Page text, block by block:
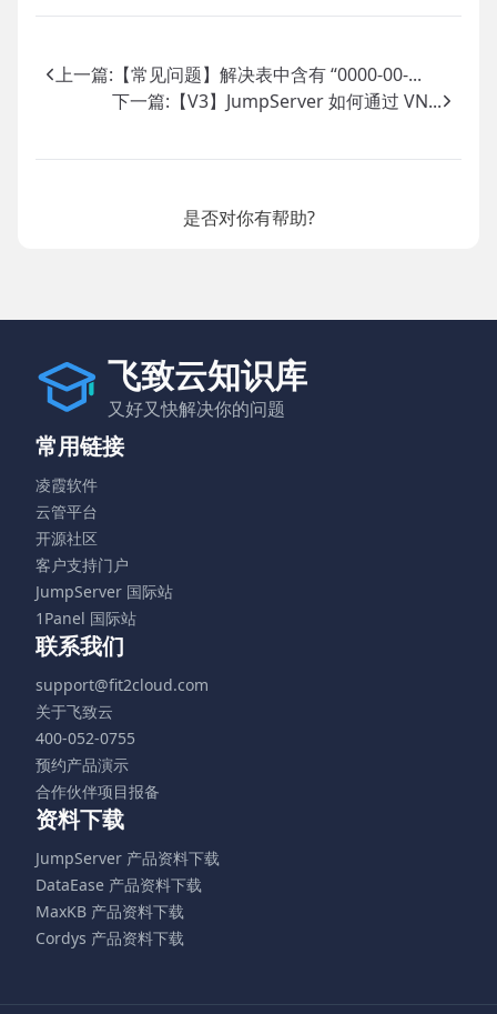
上一篇: 【常见问题】解决表中含有 “0000-00-...
下一篇: 【V3】JumpServer 如何通过 VN...
是否对你有帮助?
飞致云知识库
又好又快解决你的问题
常用链接
凌霞软件
云管平台
开源社区
客户支持门户
JumpServer 国际站
1Panel 国际站
联系我们
support@fit2cloud.com
关于飞致云
400-052-0755
预约产品演示
合作伙伴项目报备
资料下载
JumpServer 产品资料下载
DataEase 产品资料下载
MaxKB 产品资料下载
Cordys 产品资料下载